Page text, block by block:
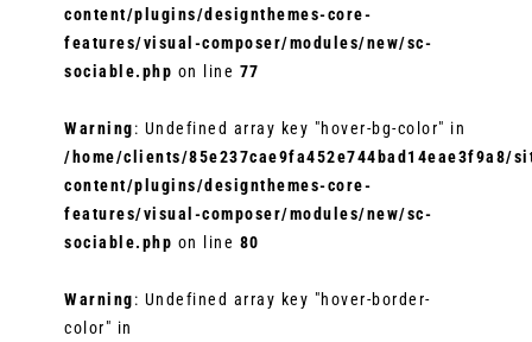
content/plugins/designthemes-core-
features/visual-composer/modules/new/sc-
sociable.php on line 77
Warning: Undefined array key "hover-bg-color" in
/home/clients/
content/plugins/designthemes-core-
features/visual-composer/modules/new/sc-
sociable.php on line 80
Warning: Undefined array key "hover-border-
color" in